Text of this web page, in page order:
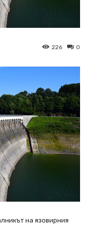
0
226
на язовирния